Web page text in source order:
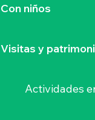
Con niños
Visitas y
Actividades